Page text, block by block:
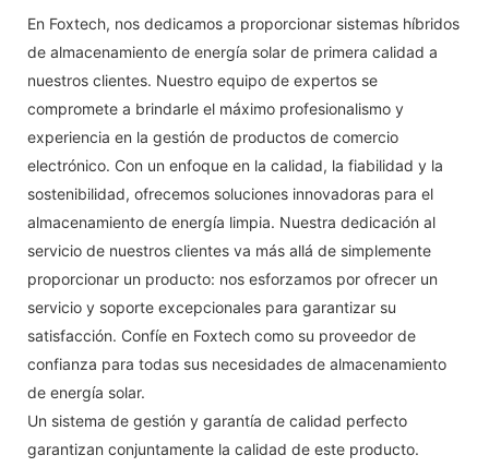
En Foxtech, nos dedicamos a proporcionar sistemas híbridos
de almacenamiento de energía solar de primera calidad a
nuestros clientes. Nuestro equipo de expertos se
compromete a brindarle el máximo profesionalismo y
experiencia en la gestión de productos de comercio
electrónico. Con un enfoque en la calidad, la fiabilidad y la
sostenibilidad, ofrecemos soluciones innovadoras para el
almacenamiento de energía limpia. Nuestra dedicación al
servicio de nuestros clientes va más allá de simplemente
proporcionar un producto: nos esforzamos por ofrecer un
servicio y soporte excepcionales para garantizar su
satisfacción. Confíe en Foxtech como su proveedor de
confianza para todas sus necesidades de almacenamiento
de energía solar.
Un sistema de gestión y garantía de calidad perfecto
garantizan conjuntamente la calidad de este producto.